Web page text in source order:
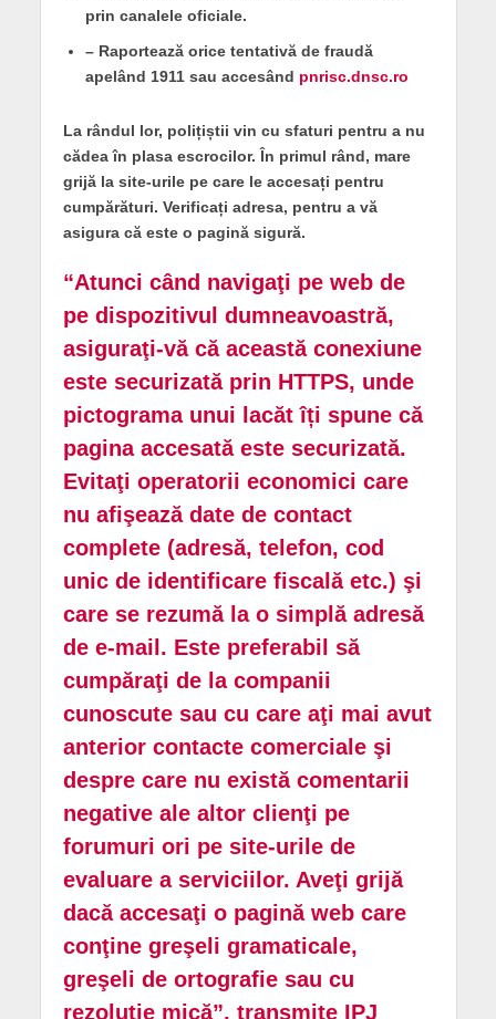
prin canalele oficiale.
– Raportează orice tentativă de fraudă
apelând 1911 sau accesând pnrisc.dnsc.ro
La rândul lor, polițiștii vin cu sfaturi pentru a nu
cădea în plasa escrocilor. În primul rând, mare
grijă la site-urile pe care le accesați pentru
cumpărături. Verificați adresa, pentru a vă
asigura că este o pagină sigură.
“Atunci când navigaţi pe web de
pe dispozitivul dumneavoastră,
asiguraţi-vă că această conexiune
este securizată prin HTTPS, unde
pictograma unui lacăt îți spune că
pagina accesată este securizată.
Evitaţi operatorii economici care
nu afişează date de contact
complete (adresă, telefon, cod
unic de identificare fiscală etc.) şi
care se rezumă la o simplă adresă
de e-mail. Este preferabil să
cumpăraţi de la companii
cunoscute sau cu care aţi mai avut
anterior contacte comerciale şi
despre care nu există comentarii
negative ale altor clienţi pe
forumuri ori pe site-urile de
evaluare a serviciilor. Aveţi grijă
dacă accesaţi o pagină web care
conţine greşeli gramaticale,
greşeli de ortografie sau cu
rezoluţie mică”, transmite IPJ